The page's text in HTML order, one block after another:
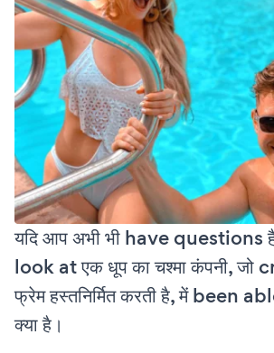
यदि आप अभी भी have questions
look at एक धूप का चश्मा कंपनी, जो
फ्रेम हस्तनिर्मित करती है, में been
क्या है।